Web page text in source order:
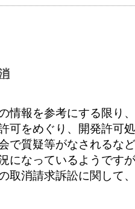
情報を参考にする限り
可をめぐり、開発許可
で質疑等がなされるな
になっているようです
取消請求訴訟に関して